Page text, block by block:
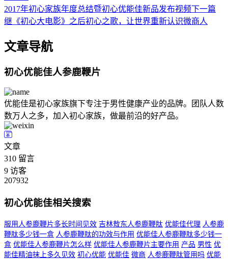
2017年初心家族年度总结暨初心优能佳新品发布视频下一篇
继《初心大电影》之后初心之歌，让世界重新认识微商人
文章导航
初心优能佳人参鹿鞭片
优能佳是初心家族旗下专注于男性健康产业的品牌。团队人数
数万人之多，加入初心家族，做最前沿的好产品。
文章
310 留言
9 访客
207932
初心优能佳相关搜索
服用人参鹿鞭片多长时间见效 吉林敖东人参鹿鞭肽 优能佳代理 人参鹿
鞭肽多少钱一盒 人参鹿鞭肽的功效与作用 优能佳人参鹿鞭肽多少钱一
盒 优能佳人参鹿鞭片怎么样 优能佳人参鹿鞭片主要作用 产品 男性 优
能佳精油抹上多久见效 初心优能 优能佳 微商 人参鹿鞭肽管用吗 优能